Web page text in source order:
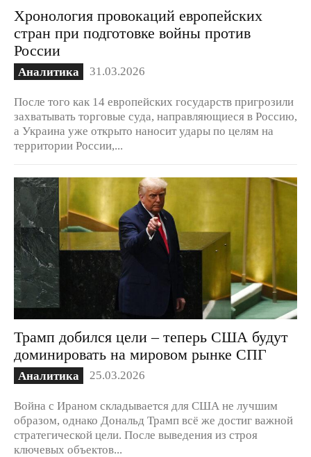
Хронология провокаций европейских
стран при подготовке войны против
России
Аналитика 31.03.2026
После того как 14 европейских государств пригрозили
захватывать торговые суда, направляющиеся в Россию,
а Украина уже открыто наносит удары по целям на
территории России,...
Трамп добился цели – теперь США будут
доминировать на мировом рынке СПГ
Аналитика 25.03.2026
Война с Ираном складывается для США не лучшим
образом, однако Дональд Трамп всё же достиг важной
стратегической цели. После выведения из строя
ключевых объектов...